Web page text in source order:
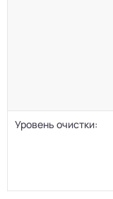
Уровень очистки: